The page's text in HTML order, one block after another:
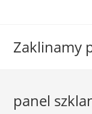
Zaklinamy
panel